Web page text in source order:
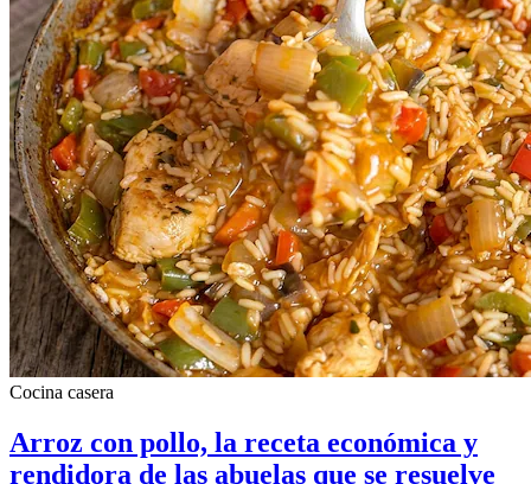
Cocina casera
Arroz con pollo, la receta económica y
rendidora de las abuelas que se resuelve